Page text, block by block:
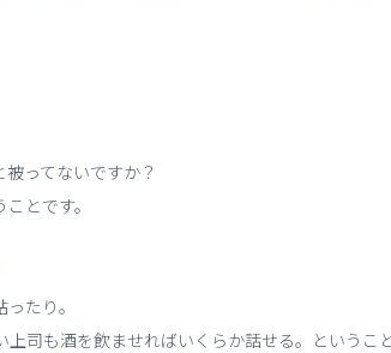
ってないですか？
とです。
たり。
司も酒を飲ませればいくらか話せる。ということ